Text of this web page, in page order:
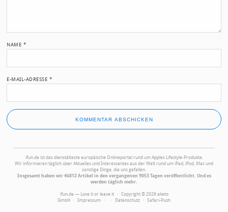
NAME *
E-MAIL-ADRESSE *
ifun.de ist das dienstälteste europäische Onlineportal rund um Apples Lifestyle-Produkte.
Wir informieren täglich über Aktuelles und Interessantes aus der Welt rund um iPad, iPod, Mac und
sonstige Dinge, die uns gefallen.
Insgesamt haben wir 46812 Artikel in den vergangenen 9053 Tagen veröffentlicht. Und es
werden täglich mehr.
ifun.de — Love it or leave it · Copyright © 2026 aketo
GmbH · Impressum · · Datenschutz · Safari-Push